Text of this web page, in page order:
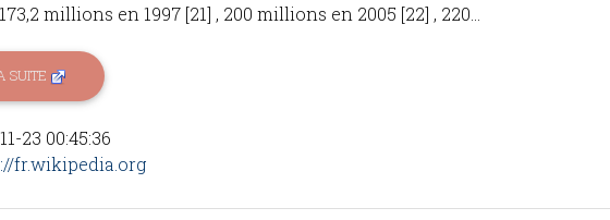
millions en 1997 [21] , 200 millions en 2005 [22] , 220...
SUITE
23 00:45:36
fr.wikipedia.org